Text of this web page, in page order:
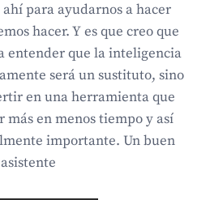
para ayudarnos a hacer
hacer. Y es que creo que
entender que la inteligencia
será un sustituto, sino
en una herramienta que
en menos tiempo y así
importante. Un buen
asistente